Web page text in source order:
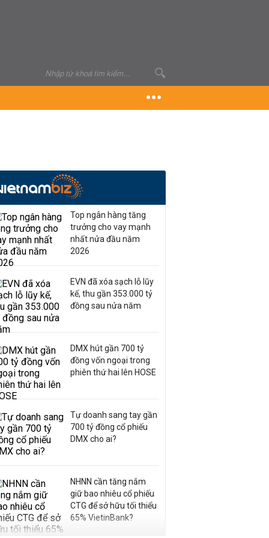
Top ngân hàng tăng
trưởng cho vay mạnh
nhất nửa đầu năm
2026
EVN đã xóa sạch lỗ lũy
kế, thu gần 353.000 tỷ
đồng sau nửa năm
DMX hút gần 700 tỷ
đồng vốn ngoại trong
phiên thứ hai lên HOSE
Tự doanh sang tay gần
700 tỷ đồng cổ phiếu
DMX cho ai?
NHNN cần tăng nắm
giữ bao nhiêu cổ phiếu
CTG để sở hữu tối thiểu
65% VietinBank?